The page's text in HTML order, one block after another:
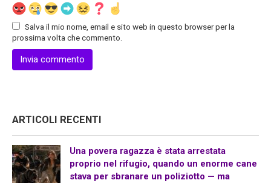
Salva il mio nome, email e sito web in questo browser per la
prossima volta che commento.
ARTICOLI RECENTI
Una povera ragazza è stata arrestata
proprio nel rifugio, quando un enorme cane
stava per sbranare un poliziotto — ma